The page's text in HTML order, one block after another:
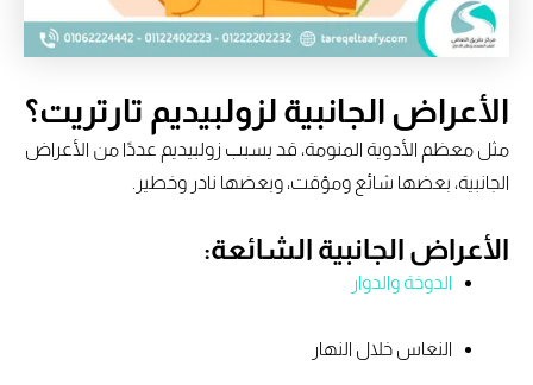
الأعراض الجانبية لزولبيديم تارتريت؟
مثل معظم الأدوية المنومة، قد يسبب زولبيديم عددًا من الأعراض
الجانبية، بعضها شائع ومؤقت، وبعضها نادر وخطير.
الأعراض الجانبية الشائعة:
الدوخة والدوار
النعاس خلال النهار